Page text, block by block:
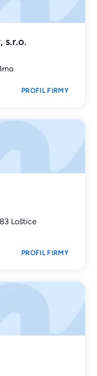
s.r.o.
PROFIL FIRMY
Loštice
PROFIL FIRMY